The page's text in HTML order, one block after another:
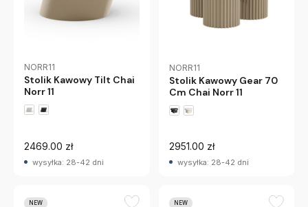
NORR11
Stolik Kawowy Tilt Chai
Norr 11
2469.00 zł
wysyłka: 28-42 dni
NORR11
Stolik Kawowy Gear 70
Cm Chai Norr 11
2951.00 zł
wysyłka: 28-42 dni
NEW NEW